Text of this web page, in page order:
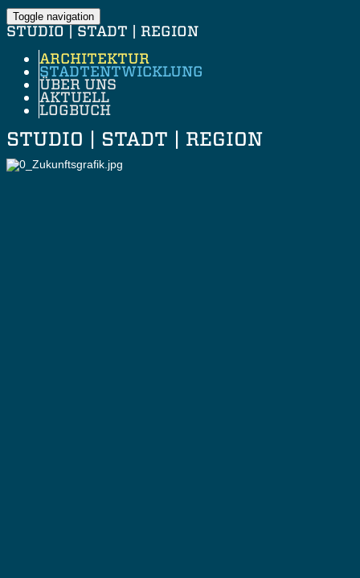
Toggle navigation
STUDIO | STADT | REGION
ARCHITEKTUR
STADTENTWICKLUNG
ÜBER UNS
AKTUELL
LOGBUCH
STUDIO | STADT | REGION